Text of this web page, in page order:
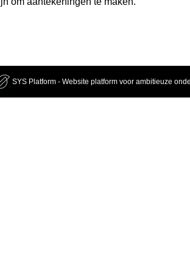
SYS Platform - Website platform voor ambitieuze